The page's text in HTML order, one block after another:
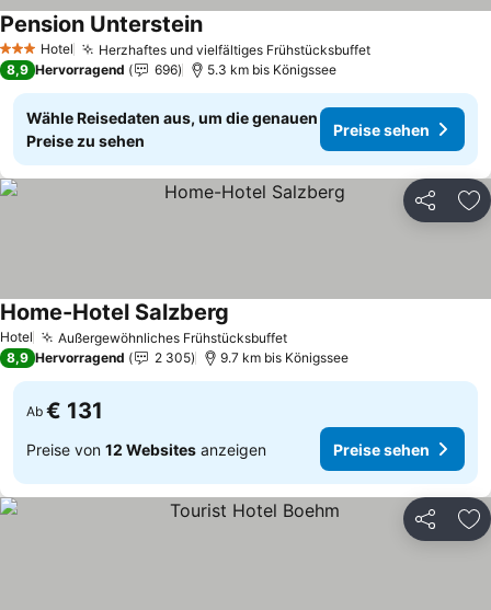
3 SterneHotel Herzhaftes und vielfältiges Frühstücksbuffet
Pension Unterstein
8,9 Hervorragend 696 5.3 km bis Königssee
Wähle Reisedaten aus, um die genauen
Preise zu sehen
Preise sehen
Teilen
Hotel Außergewöhnliches Frühstücksbuffet
Home-Hotel Salzberg
8,9 Hervorragend 2 305 9.7 km bis Königssee
Ab € 131
Preise von 12 Websites anzeigen Preise sehen
Teilen